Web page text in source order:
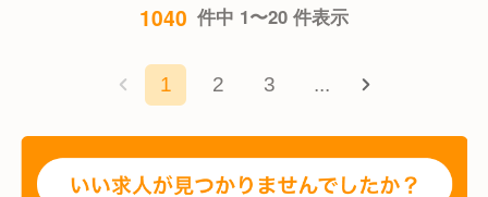
1040 件中 1〜20 件表示
1 2 3 ...